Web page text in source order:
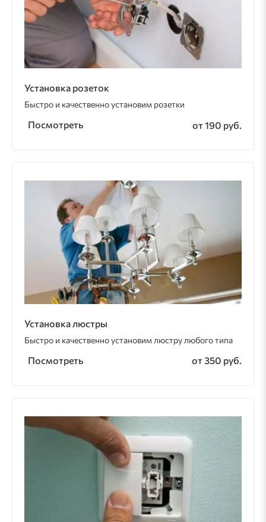
Установка розеток
Быстро и качественно установим розетки
Посмотреть от 190 руб.
Установка люстры
Быстро и качественно установим люстру любого типа
Посмотреть от 350 руб.